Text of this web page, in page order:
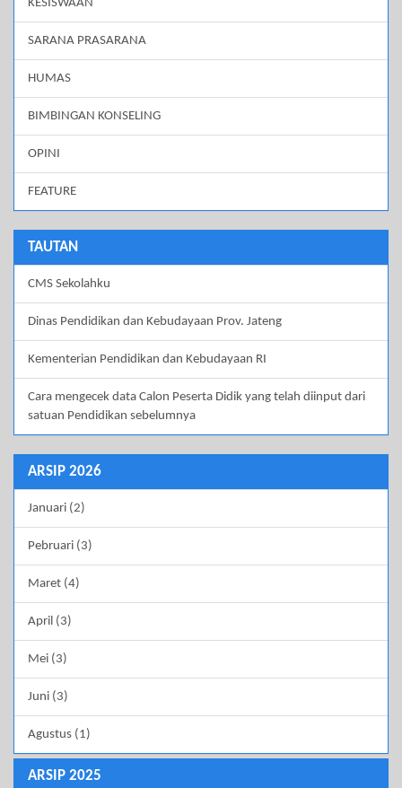
KESISWAAN
SARANA PRASARANA
HUMAS
BIMBINGAN KONSELING
OPINI
FEATURE
TAUTAN
CMS Sekolahku
Dinas Pendidikan dan Kebudayaan Prov. Jateng
Kementerian Pendidikan dan Kebudayaan RI
Cara mengecek data Calon Peserta Didik yang telah diinput dari
satuan Pendidikan sebelumnya
ARSIP 2026
Januari (2)
Pebruari (3)
Maret (4)
April (3)
Mei (3)
Juni (3)
Agustus (1)
ARSIP 2025